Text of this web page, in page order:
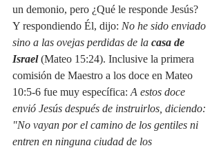
un demonio, pero ¿Qué le responde Jesús?
Y respondiendo Él, dijo: No he sido enviado
sino a las ovejas perdidas de la casa de
Israel (Mateo 15:24). Inclusive la primera
comisión de Maestro a los doce en Mateo
10:5-6 fue muy específica: A estos doce
envió Jesús después de instruirlos, diciendo:
"No vayan por el camino de los gentiles ni
entren en ninguna ciudad de los